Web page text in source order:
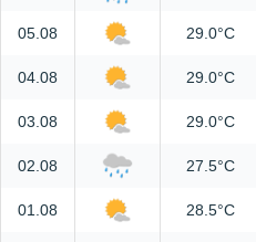
05.08 29.0°C
04.08 29.0°C
03.08 29.0°C
02.08 27.5°C
01.08 28.5°C